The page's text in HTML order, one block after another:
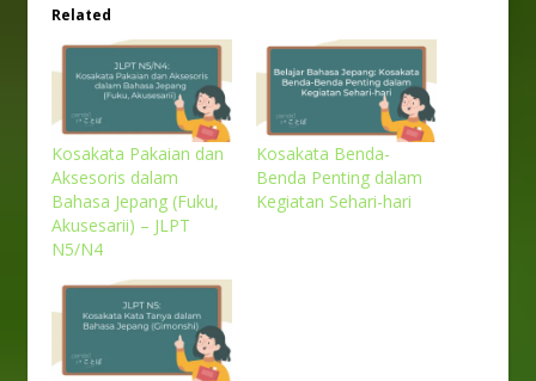
Related
Kosakata Pakaian dan
Aksesoris dalam
Bahasa Jepang (Fuku,
Akusesarii) – JLPT
N5/N4
Kosakata Benda-
Benda Penting dalam
Kegiatan Sehari-hari